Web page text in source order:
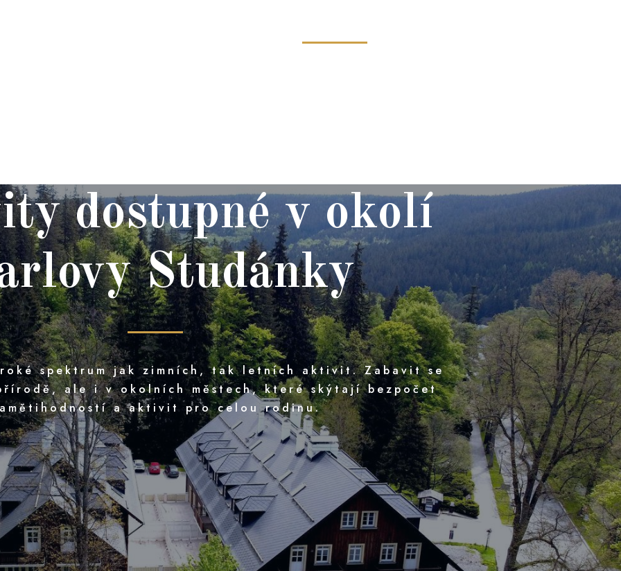
dostupné v okolí
Studánky
spektrum jak zimních, tak letních aktivit. Zabavit se
ale i v okolních městech, které skýtají bezpočet
a aktivit pro celou rodinu.